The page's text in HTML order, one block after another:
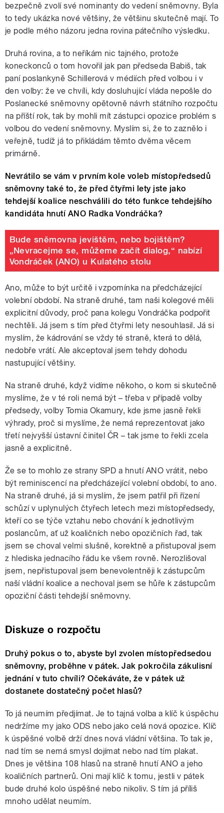
bezpečně zvolí své nominanty do vedení sněmovny. Byla
to tedy ukázka nové většiny, že většinu skutečně mají. To
je podle mého názoru jedna rovina pátečního výsledku.
Druhá rovina, a to neříkám nic tajného, protože
koneckonců o tom hovořil jak pan předseda Babiš, tak
paní poslankyně Schillerová v médiích před volbou i v
den volby: že ve chvíli, kdy dosluhující vláda nepošle do
Poslanecké sněmovny opětovně návrh státního rozpočtu
na příští rok, tak by mohli mít zástupci opozice problém s
volbou do vedení sněmovny. Myslím si, že to zaznělo i
veřejně, tudíž já to přikládám těmto dvěma věcem
primárně.
Nevrátilo se vám v prvním kole voleb místopředsedů
sněmovny také to, že před čtyřmi lety jste jako
tehdejší koalice neschválili do této funkce tehdejšího
kandidáta hnutí ANO Radka Vondráčka?
Bude sněmovna jevištěm, nebo bojištěm?
„Nevracejme se, můžeme začít dialog,“ nabízí
Vondráček (ANO) u Kulatého stolu
Ano, může to být určitě i vzpomínka na předcházející
volební období. Na straně druhé, tam naši kolegové měli
explicitní důvody, proč pana kolegu Vondráčka podpořit
nechtěli. Já jsem s tím před čtyřmi lety nesouhlasil. Já si
myslím, že kádrování se vždy té straně, která to dělá,
nedobře vrátí. Ale akceptoval jsem tehdy dohodu
nastupující většiny.
Na straně druhé, když vidíme někoho, o kom si skutečně
myslíme, že v té roli nemá být – třeba v případě volby
předsedy, volby Tomia Okamury, kde jsme jasně řekli
výhrady, proč si myslíme, že nemá reprezentovat jako
třetí nejvyšší ústavní činitel ČR – tak jsme to řekli zcela
jasně a explicitně.
Že se to mohlo ze strany SPD a hnutí ANO vrátit, nebo
být reminiscencí na předcházející volební období, to ano.
Na straně druhé, já si myslím, že jsem patřil při řízení
schůzí v uplynulých čtyřech letech mezi místopředsedy,
kteří co se týče vztahu nebo chování k jednotlivým
poslancům, ať už koaličních nebo opozičních řad, tak
jsem se choval velmi slušně, korektně a přistupoval jsem
z hlediska jednacího řádu ke všem rovně. Nerozlišoval
jsem, nepřistupoval jsem benevolentněji k zástupcům
naší vládní koalice a nechoval jsem se hůře k zástupcům
opoziční části tehdejší sněmovny.
Diskuze o rozpočtu
Druhý pokus o to, abyste byl zvolen místopředsedou
sněmovny, proběhne v pátek. Jak pokročila zákulisní
jednání v tuto chvíli? Očekáváte, že v pátek už
dostanete dostatečný počet hlasů?
To já neumím předjímat. Je to tajná volba a klíč k úspěchu
nedržíme my jako ODS nebo jako celá nová opozice. Klíč
k úspěšné volbě drží dnes nová vládní většina. To tak je,
nad tím se nemá smysl dojímat nebo nad tím plakat.
Dnes je většina 108 hlasů na straně hnutí ANO a jeho
koaličních partnerů. Oni mají klíč k tomu, jestli v pátek
bude druhé kolo úspěšné nebo nikoliv. S tím já příliš
mnoho udělat neumím.